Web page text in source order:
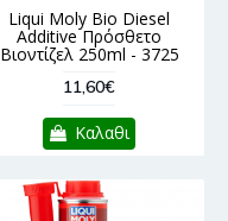
Liqui Moly Bio Diesel
Additive Πρόσθετο
Βιοντίζελ 250ml - 3725
11,60€
Καλαθι